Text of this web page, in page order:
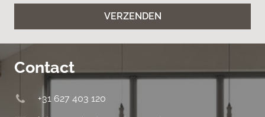
VERZENDEN
Contact
+31 627 403 120